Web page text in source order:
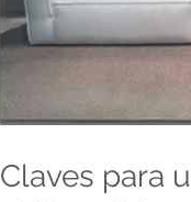
Claves para